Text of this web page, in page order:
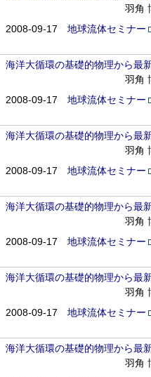
羽角
2008-09-17
地球流体セミナー
海洋大循環の基礎的物理から最
羽角
2008-09-17
地球流体セミナー
海洋大循環の基礎的物理から最
羽角
2008-09-17
地球流体セミナー
海洋大循環の基礎的物理から最
羽角
2008-09-17
地球流体セミナー
海洋大循環の基礎的物理から最
羽角
2008-09-17
地球流体セミナー
海洋大循環の基礎的物理から最
羽角